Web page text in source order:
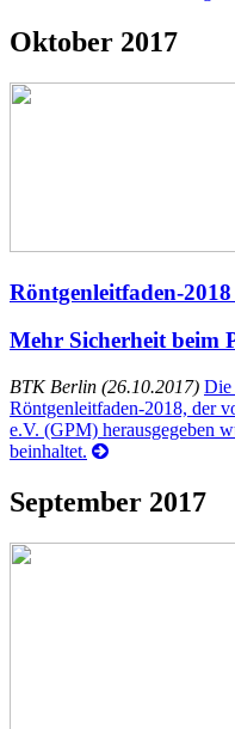
Oktober 2017
Röntgenleitfaden-
Mehr Sicherheit beim
BTK Berlin (26.10.2017) Die
Röntgenleitfaden-2018, der
e.V. (GPM) herausgegeben
beinhaltet.
September 2017